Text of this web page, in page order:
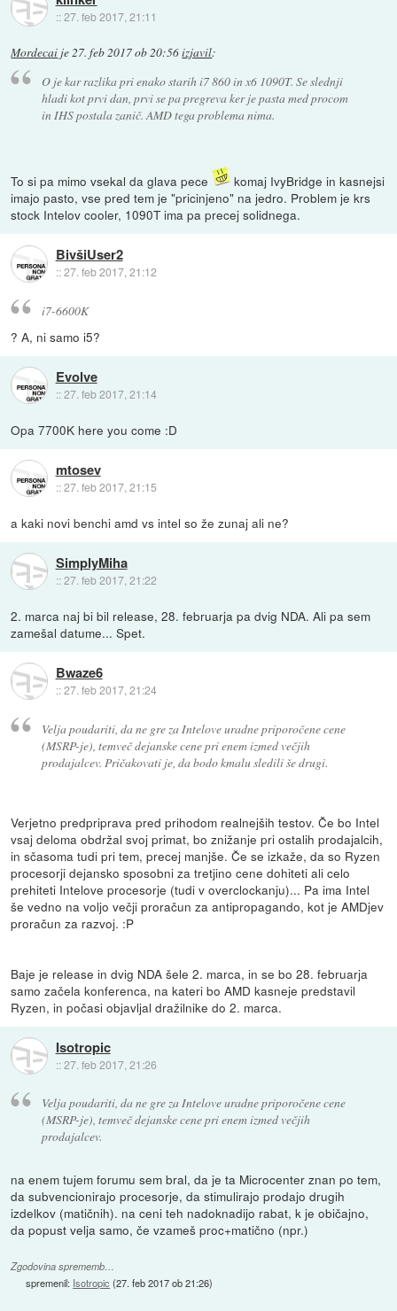
::27. feb 2017, 21:11
Mordecai je 27. feb 2017 ob 20:56izjavil:
O je kar razlika pri enako starih i7 860 in x6 1090T. Se slednji
hladi kot prvi dan, prvi se pa pregreva ker je pasta med procom
in IHS postala zanič. AMD tega problema nima.
To si pa mimo vsekal da glava pece
komaj IvyBridge in kasnejsi
imajo pasto, vse pred tem je "pricinjeno" na jedro. Problem je krs
stock Intelov cooler, 1090T ima pa precej solidnega.
BivšiUser2
::27. feb 2017, 21:12
i7-6600K
? A, ni samo i5?
Evolve
::27. feb 2017, 21:14
Opa 7700K here you come :D
mtosev
::27. feb 2017, 21:15
a kaki novi benchi amd vs intel so že zunaj ali ne?
SimplyMiha
::27. feb 2017, 21:22
2. marca naj bi bil release, 28. februarja pa dvig NDA. Ali pa sem
zamešal datume... Spet.
Bwaze6
::27. feb 2017, 21:24
Velja poudariti, da ne gre za Intelove uradne priporočene cene
(MSRP-je), temveč dejanske cene pri enem izmed večjih
prodajalcev. Pričakovati je, da bodo kmalu sledili še drugi.
Verjetno predpriprava pred prihodom realnejših testov. Če bo Intel
vsaj deloma obdržal svoj primat, bo znižanje pri ostalih prodajalcih,
in sčasoma tudi pri tem, precej manjše. Če se izkaže, da so Ryzen
procesorji dejansko sposobni za tretjino cene dohiteti ali celo
prehiteti Intelove procesorje (tudi v overclockanju)... Pa ima Intel
še vedno na voljo večji proračun za antipropagando, kot je AMDjev
proračun za razvoj. :P
Baje je release in dvig NDA šele 2. marca, in se bo 28. februarja
samo začela konferenca, na kateri bo AMD kasneje predstavil
Ryzen, in počasi objavljal dražilnike do 2. marca.
Isotropic
::27. feb 2017, 21:26
Velja poudariti, da ne gre za Intelove uradne priporočene cene
(MSRP-je), temveč dejanske cene pri enem izmed večjih
prodajalcev.
na enem tujem forumu sem bral, da je ta Microcenter znan po tem,
da subvencionirajo procesorje, da stimulirajo prodajo drugih
izdelkov (matičnih). na ceni teh nadoknadijo rabat, k je običajno,
da popust velja samo, če vzameš proc+matično (npr.)
Zgodovina sprememb…
spremenil: Isotropic (27. feb 2017 ob 21:26)